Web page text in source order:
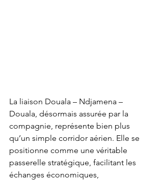
La liaison Douala – Ndjamena –
Douala, désormais assurée par la
compagnie, représente bien plus
qu’un simple corridor aérien. Elle se
positionne comme une véritable
passerelle stratégique, facilitant les
échanges économiques,